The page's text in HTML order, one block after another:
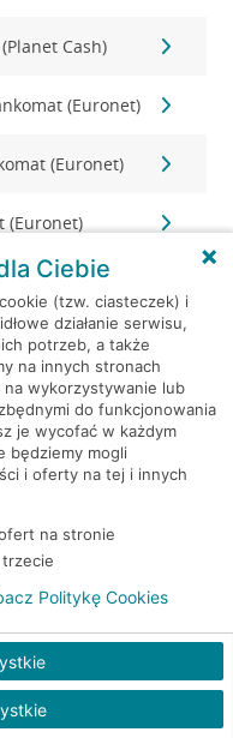
Cash)
(Euronet)
(Euronet)
(Euronet)
(Planet Cash)
Cash)
Cash)
(Planet Cash)
(Euronet)
Ciebie
(tzw. ciasteczek) i
działanie serwisu,
potrzeb, a także
na innych stronach
wykorzystywanie lub
do funkcjonowania
je wycofać w każdym
będziemy mogli
i oferty na tej i innych
na stronie
Politykę Cookies